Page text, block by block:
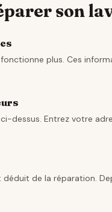
son
plus. Ces
ci-dessus. Entrez votre
de la réparation.